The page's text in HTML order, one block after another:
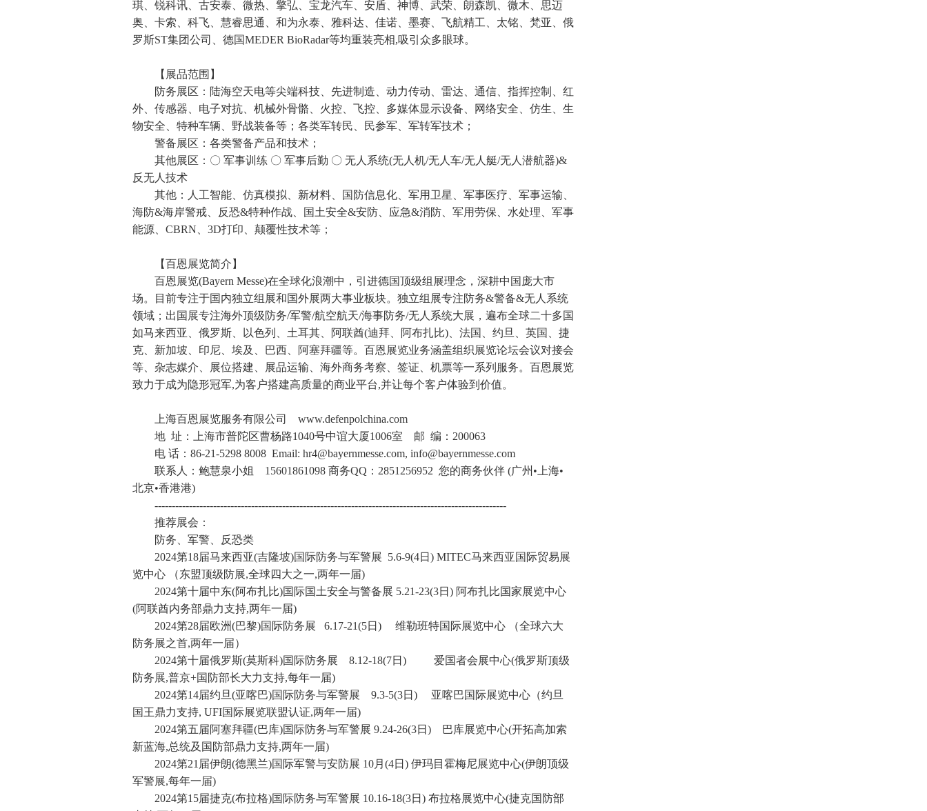
琪、锐科讯、古安泰、微热、擎弘、宝龙汽车、安盾、神博、武荣、朗森凯、微木、思迈
奥、卡索、科飞、慧睿思通、和为永泰、雅科达、佳诺、墨赛、飞航精工、太铭、梵亚、俄
罗斯ST集团公司、德国MEDER BioRadar等均重装亮相,吸引众多眼球。
【展品范围】
防务展区：陆海空天电等尖端科技、先进制造、动力传动、雷达、通信、指挥控制、红
外、传感器、电子对抗、机械外骨骼、火控、飞控、多媒体显示设备、网络安全、仿生、生
物安全、特种车辆、野战装备等；各类军转民、民参军、军转军技术；
警备展区：各类警备产品和技术；
其他展区：〇 军事训练 〇 军事后勤 〇 无人系统(无人机/无人车/无人艇/无人潜航器)&
反无人技术
其他：人工智能、仿真模拟、新材料、国防信息化、军用卫星、军事医疗、军事运输、
海防&海岸警戒、反恐&特种作战、国土安全&安防、应急&消防、军用劳保、水处理、军事
能源、CBRN、3D打印、颠覆性技术等；
【百恩展览简介】
百恩展览(Bayern Messe)在全球化浪潮中，引进德国顶级组展理念，深耕中国庞大市
场。目前专注于国内独立组展和国外展两大事业板块。独立组展专注防务&警备&无人系统
领域；出国展专注海外顶级防务/军警/航空航天/海事防务/无人系统大展，遍布全球二十多国
如马来西亚、俄罗斯、以色列、土耳其、阿联酋(迪拜、阿布扎比)、法国、约旦、英国、捷
克、新加坡、印尼、埃及、巴西、阿塞拜疆等。百恩展览业务涵盖组织展览论坛会议对接会
等、杂志媒介、展位搭建、展品运输、海外商务考察、签证、机票等一系列服务。百恩展览
致力于成为隐形冠军,为客户搭建高质量的商业平台,并让每个客户体验到价值。
上海百恩展览服务有限公司 www.defenpolchina.com
地 址：上海市普陀区曹杨路1040号中谊大厦1006室 邮 编：200063
电 话：86-21-5298 8008 Email: hr4@bayernmesse.com, info@bayernmesse.com
联系人：鲍慧泉小姐 15601861098 商务QQ：2851256952 您的商务伙伴 (广州•上海•
北京•香港港)
------------------------------------------------------------------------------------------------------
推荐展会：
防务、军警、反恐类
2024第18届马来西亚(吉隆坡)国际防务与军警展 5.6-9(4日) MITEC马来西亚国际贸易展
览中心 （东盟顶级防展,全球四大之一,两年一届)
2024第十届中东(阿布扎比)国际国土安全与警备展 5.21-23(3日) 阿布扎比国家展览中心
(阿联酋内务部鼎力支持,两年一届)
2024第28届欧洲(巴黎)国际防务展 6.17-21(5日) 维勒班特国际展览中心 （全球六大
防务展之首,两年一届）
2024第十届俄罗斯(莫斯科)国际防务展 8.12-18(7日) 爱国者会展中心(俄罗斯顶级
防务展,普京+国防部长大力支持,每年一届)
2024第14届约旦(亚喀巴)国际防务与军警展 9.3-5(3日) 亚喀巴国际展览中心（约旦
国王鼎力支持, UFI国际展览联盟认证,两年一届)
2024第五届阿塞拜疆(巴库)国际防务与军警展 9.24-26(3日) 巴库展览中心(开拓高加索
新蓝海,总统及国防部鼎力支持,两年一届)
2024第21届伊朗(德黑兰)国际军警与安防展 10月(4日) 伊玛目霍梅尼展览中心(伊朗顶级
军警展,每年一届)
2024第15届捷克(布拉格)国际防务与军警展 10.16-18(3日) 布拉格展览中心(捷克国防部